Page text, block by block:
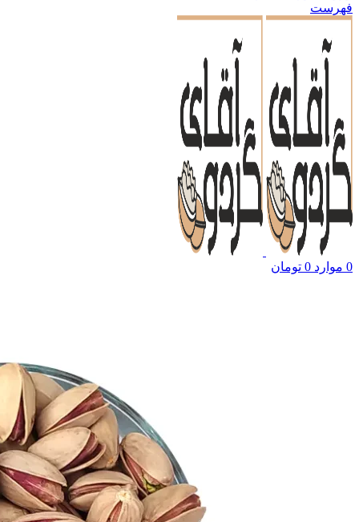
فهرست
0 موارد 0 تومان